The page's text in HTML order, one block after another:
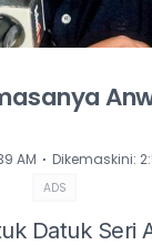
AM ⋅ Dikemaskini:
ADS
Datuk Seri